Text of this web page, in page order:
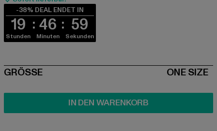
-38% DEAL ENDET IN
19
Stunden
46
Minuten
59
Sekunden
SIZE
GRÖSSE ONE SIZE
IN DEN WARENKORB